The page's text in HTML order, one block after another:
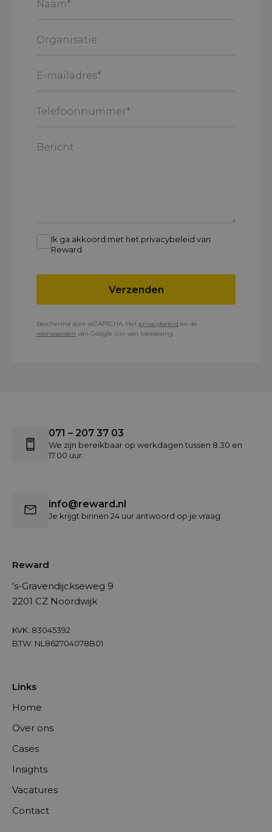
*
mailadres
*
Ik ga akkoord met het privacybeleid van
Reward
Verzenden
Beschermd door reCAPTCHA. Het privacybeleid en de
voorwaarden van Google zijn van toepassing.
071 – 207 37 03
We zijn bereikbaar op werkdagen tussen 8.30 en
17.00 uur.
info@reward.nl
Je krijgt binnen 24 uur antwoord op je vraag.
Reward
‘s-Gravendijckseweg 9
2201 CZ Noordwijk
KVK: 83045392
BTW: NL862704078B01
Links
Home
Over ons
Cases
Insights
Vacatures
Contact